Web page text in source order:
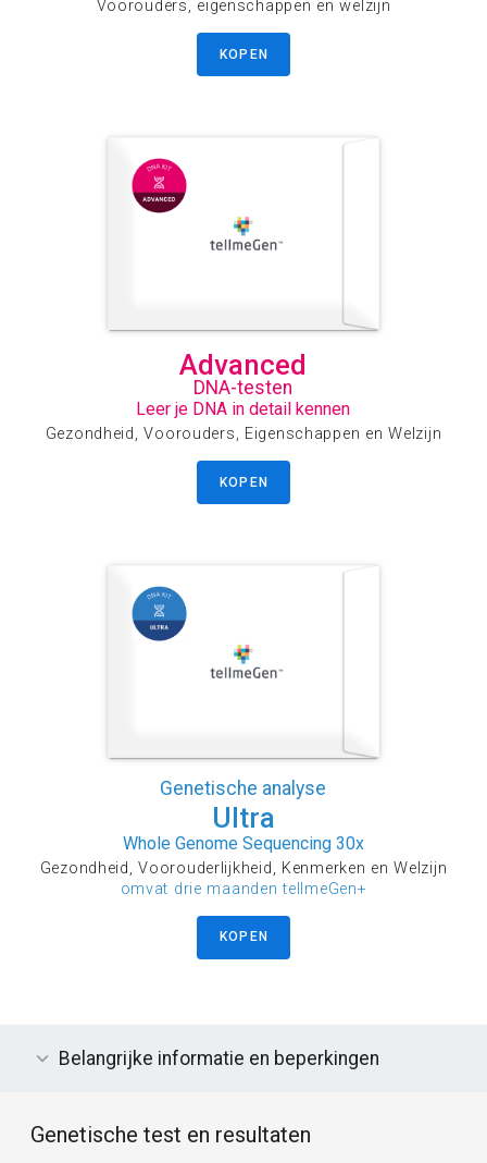
Voorouders, eigenschappen en welzijn
KOPEN
Advanced
DNA-testen
Leer je DNA in detail kennen
Gezondheid, Voorouders, Eigenschappen en Welzijn
KOPEN
Genetische analyse
Ultra
Whole Genome Sequencing 30x
Gezondheid, Voorouderlijkheid, Kenmerken en Welzijn
omvat drie maanden tellmeGen+
KOPEN
Belangrijke informatie en beperkingen
Genetische test en resultaten